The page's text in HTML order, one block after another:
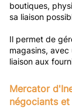
boutiques,
sa liaison
Il permet de
magasins,
liaison aux
Mercator
négociants